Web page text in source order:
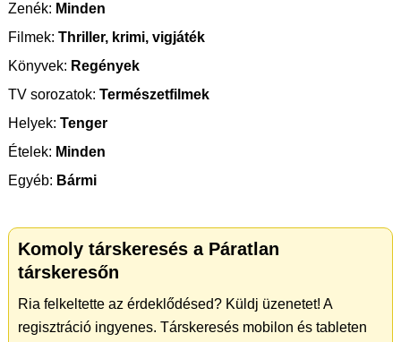
Zenék: Minden
Filmek: Thriller, krimi, vigjáték
Könyvek: Regények
TV sorozatok: Természetfilmek
Helyek: Tenger
Ételek: Minden
Egyéb: Bármi
Komoly társkeresés a Páratlan
társkeresőn
Ria felkeltette az érdeklődésed? Küldj üzenetet! A
regisztráció ingyenes. Társkeresés mobilon és tableten